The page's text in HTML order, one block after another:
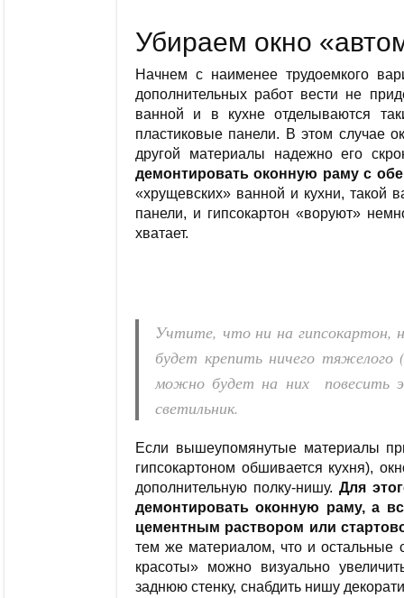
Убираем окно
Начнем с наименее трудоемкого
дополнительных работ вести не
ванной и в кухне отделываются
пластиковые панели. В этом случае
другой материалы надежно его
демонтировать оконную раму с
«хрущевских» ванной и кухни, такой
панели, и гипсокартон «воруют»
хватает.
Учтите, что ни на гипсокартон,
будет крепить ничего
можно будет на них повесить
светильник.
Если вышеупомянутые материалы
гипсокартоном обшивается кухня),
дополнительную полку-нишу. Для
демонтировать оконную раму, а
цементным раствором или
тем же материалом, что и остальные
красоты» можно визуально
заднюю стенку, снабдить нишу